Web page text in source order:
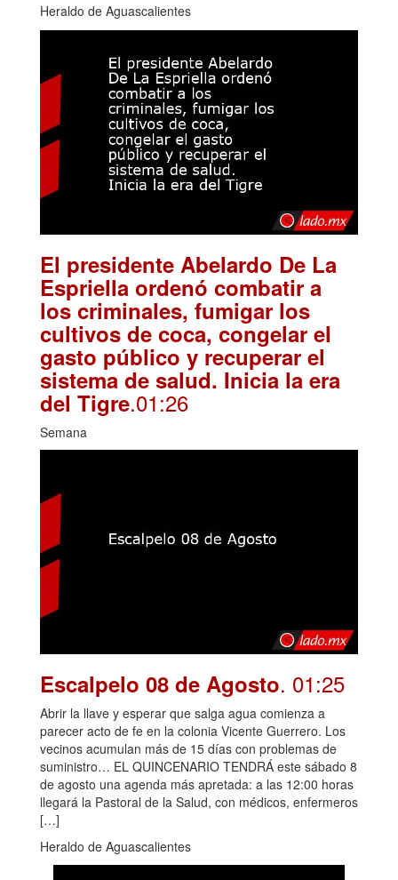
Heraldo de Aguascalientes
El presidente Abelardo De La
Espriella ordenó combatir a
los criminales, fumigar los
cultivos de coca, congelar el
gasto público y recuperar el
sistema de salud. Inicia la era
del Tigre.01:26
Semana
Escalpelo 08 de Agosto. 01:25
Abrir la llave y esperar que salga agua comienza a
parecer acto de fe en la colonia Vicente Guerrero. Los
vecinos acumulan más de 15 días con problemas de
suministro… EL QUINCENARIO TENDRÁ este sábado 8
de agosto una agenda más apretada: a las 12:00 horas
llegará la Pastoral de la Salud, con médicos, enfermeros
[…]
Heraldo de Aguascalientes